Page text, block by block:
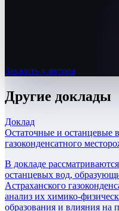
Заказать у автора
Другие доклады
Доклад
Остаточные и останцевые
газоконденсатного
В докладе
останцевых вод,
Астраханского
анализ их химико-
образования и влияния на